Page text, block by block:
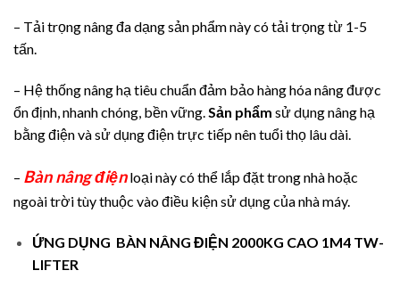
– Tải trọng nâng đa dạng sản phẩm này có tải trọng từ 1-5
tấn.
– Hệ thống nâng hạ tiêu chuẩn đảm bảo hàng hóa nâng được
ổn định, nhanh chóng, bền vững.Sản phẩm sử dụng nâng hạ
bằng điện và sử dụng điện trực tiếp nên tuổi thọ lâu dài.
– Bàn nâng điệnloại này có thể lắp đặt trong nhà hoặc
ngoài trời tùy thuộc vào điều kiện sử dụng của nhà máy.
ỨNG DỤNG BÀN NÂNG ĐIỆN 2000KG CAO 1M4 TW-
LIFTER